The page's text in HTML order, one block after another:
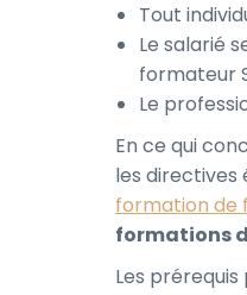
Tout
Le salarié
formateur
Le
En ce qui
les directives
formation de
formations
Les